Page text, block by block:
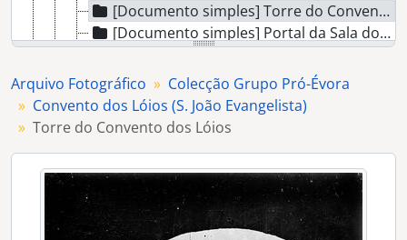
[Documento simples] Torre do Convento dos Lóios
[Documento simples] Portal da Sala do Capítulo do Convento dos Lóios, Évora
[Documento simples] Campa de Rui de Sousa, Igreja do Convento dos Lóios, Évora
[Série] Casa do Capitão dos Ginetes
[Série] Monte do Azinhal
[Série] Igreja de Santo Antão
[Série] Convento e igreja de Santa Clara
[Série] Homem na praia de Santa Cruz (Torres Vedras).
[Série] Solar da Sempre Noiva
Arquivo Fotográfico
Colecção Grupo Pró-Évora
Convento dos Lóios (S. João Evangelista)
Torre do Convento dos Lóios